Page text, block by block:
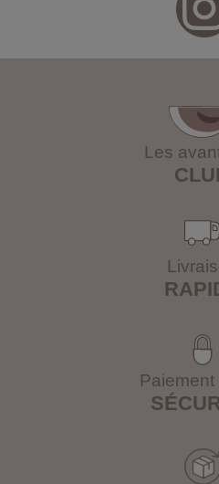
Les
Paiement